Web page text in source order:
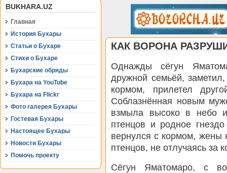
BUKHARA.UZ
Главная
История Бухары
Статьи о Бухаре
Стихи о Бухаре
Бухарские обряды
Бухара на YouTube
Бухара на Flickr
Фото галерея Бухары
Гостевая Бухары
Настоящее Бухары
Новости Бухары
Помочь проекту
КАК ВОРОНА
Однажды сёгун
дружной семьёй,
кормом, прилетел
Соблазнённая новым
взмыла высоко в небо
птенцов и родное
вернулся с кормом, жены
птенцов, не отлучаясь за
Сёгун Яматомаро, с